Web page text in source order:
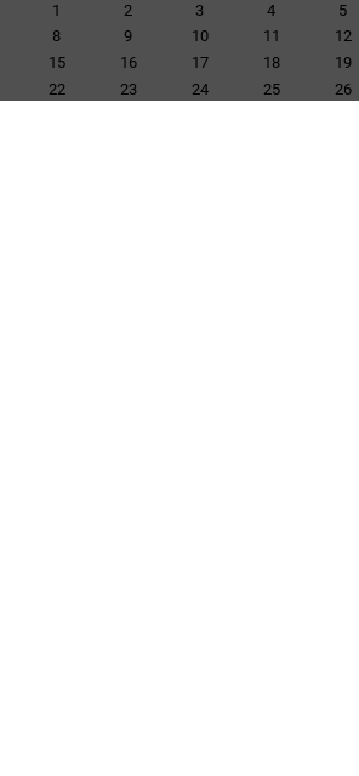
1
2 3 4 5
8
9 10 11 12
15
16 17 18 19
22
23 24 25 26